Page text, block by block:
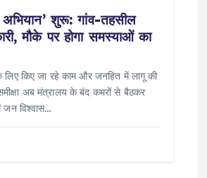
अभियान’ शुरू: गांव-तहसील
मौके पर होगा समस्याओं का
किए जा रहे काम और जनहित में लागू की
अब मंत्रालय के बंद कमरों से बैठकर
जन विश्वास…